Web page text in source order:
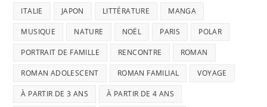
ITALIE JAPON LITTÉRATURE MANGA
MUSIQUE NATURE NOËL PARIS POLAR
PORTRAIT DE FAMILLE RENCONTRE ROMAN
ROMAN ADOLESCENT ROMAN FAMILIAL VOYAGE
À PARTIR DE 3 ANS À PARTIR DE 4 ANS